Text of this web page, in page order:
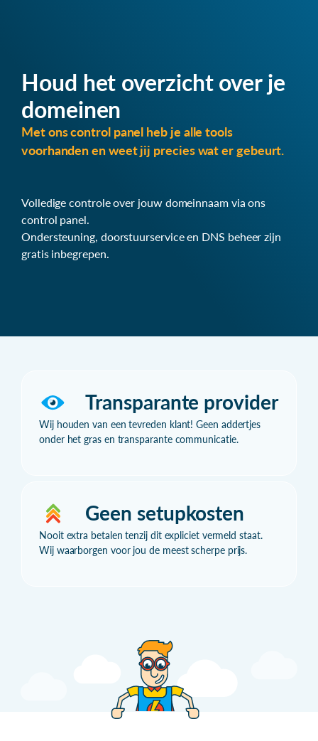
Houd het overzicht over je
domeinen
Met ons control panel heb je alle tools
voorhanden en weet jij precies wat er gebeurt.
Volledige controle over jouw domeinnaam via ons
control panel.
Ondersteuning, doorstuurservice en DNS beheer zijn
gratis inbegrepen.
Transparante provider
Wij houden van een tevreden klant! Geen addertjes
onder het gras en transparante communicatie.
Geen setupkosten
Nooit extra betalen tenzij dit expliciet vermeld staat.
Wij waarborgen voor jou de meest scherpe prijs.